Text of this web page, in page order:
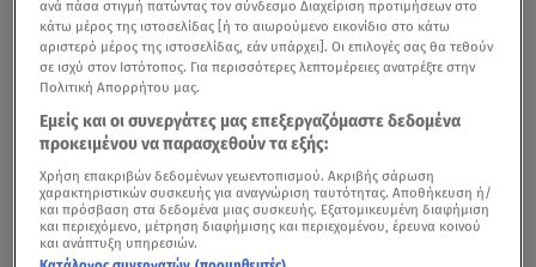
ανά πάσα στιγμή πατώντας τον σύνδεσμο Διαχείριση προτιμήσεων στο
κάτω μέρος της ιστοσελίδας [ή το αιωρούμενο εικονίδιο στο κάτω
αριστερό μέρος της ιστοσελίδας, εάν υπάρχει]. Οι επιλογές σας θα τεθούν
σε ισχύ στον Ιστότοπος. Για περισσότερες λεπτομέρειες ανατρέξτε στην
Πολιτική Απορρήτου μας.
Εμείς και οι συνεργάτες μας επεξεργαζόμαστε δεδομένα
προκειμένου να παρασχεθούν τα εξής:
Χρήση επακριβών δεδομένων γεωεντοπισμού. Ακριβής σάρωση
χαρακτηριστικών συσκευής για αναγνώριση ταυτότητας. Αποθήκευση ή/
και πρόσβαση στα δεδομένα μιας συσκευής. Εξατομικευμένη διαφήμιση
και περιεχόμενο, μέτρηση διαφήμισης και περιεχομένου, έρευνα κοινού
και ανάπτυξη υπηρεσιών.